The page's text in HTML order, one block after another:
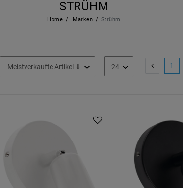
STRÜHM
Home Marken Strühm
1